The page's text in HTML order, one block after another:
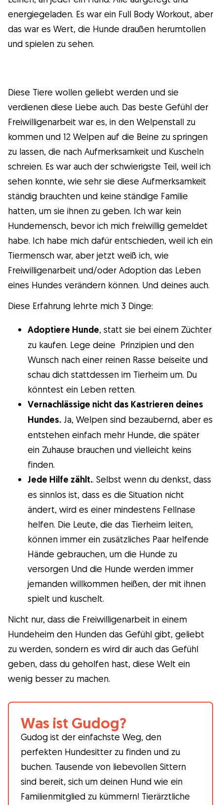
energiegeladen. Es war ein Full Body Workout, aber
das war es Wert, die Hunde draußen herumtollen
und spielen zu sehen.
Diese Tiere wollen geliebt werden und sie
verdienen diese Liebe auch. Das beste Gefühl der
Freiwilligenarbeit war es, in den Welpenstall zu
kommen und 12 Welpen auf die Beine zu springen
zu lassen, die nach Aufmerksamkeit und Kuscheln
schreien. Es war auch der schwierigste Teil, weil ich
sehen konnte, wie sehr sie diese Aufmerksamkeit
ständig brauchten und keine ständige Familie
hatten, um sie ihnen zu geben. Ich war kein
Hundemensch, bevor ich mich freiwillig gemeldet
habe. Ich habe mich dafür entschieden, weil ich ein
Tiermensch war, aber jetzt weiß ich, wie
Freiwilligenarbeit und/oder Adoption das Leben
eines Hundes verändern können. Und deines auch.
Diese Erfahrung lehrte mich 3 Dinge:
Adoptiere Hunde, statt sie bei einem Züchter
zu kaufen. Lege deine Prinzipien und den
Wunsch nach einer reinen Rasse beiseite und
schau dich stattdessen im Tierheim um. Du
könntest ein Leben retten.
Vernachlässige nicht das Kastrieren deines
Hundes. Ja, Welpen sind bezaubernd, aber es
entstehen einfach mehr Hunde, die später
ein Zuhause brauchen und vielleicht keins
finden.
Jede Hilfe zählt.. Selbst wenn du denkst, dass
es sinnlos ist, dass es die Situation nicht
ändert, wird es einer mindestens Fellnase
helfen. Die Leute, die das Tierheim leiten,
können immer ein zusätzliches Paar helfende
Hände gebrauchen, um die Hunde zu
versorgen Und die Hunde werden immer
jemanden willkommen heißen, der mit ihnen
spielt und kuschelt.
Nicht nur, dass die Freiwilligenarbeit in einem
Hundeheim den Hunden das Gefühl gibt, geliebt
zu werden, sondern es wird dir auch das Gefühl
geben, dass du geholfen hast, diese Welt ein
wenig besser zu machen.
Was ist Gudog?
Gudog ist der einfachste Weg, den
perfekten Hundesitter zu finden und zu
buchen. Tausende von liebevollen Sittern
sind bereit, sich um deinen Hund wie ein
Familienmitglied zu kümmern! Tierärztliche